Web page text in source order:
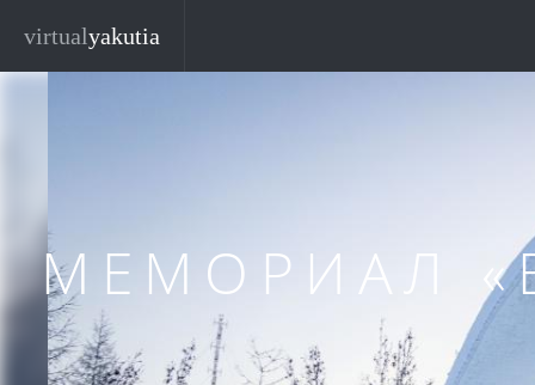
virtualyakutia
МЕМОРИАЛ